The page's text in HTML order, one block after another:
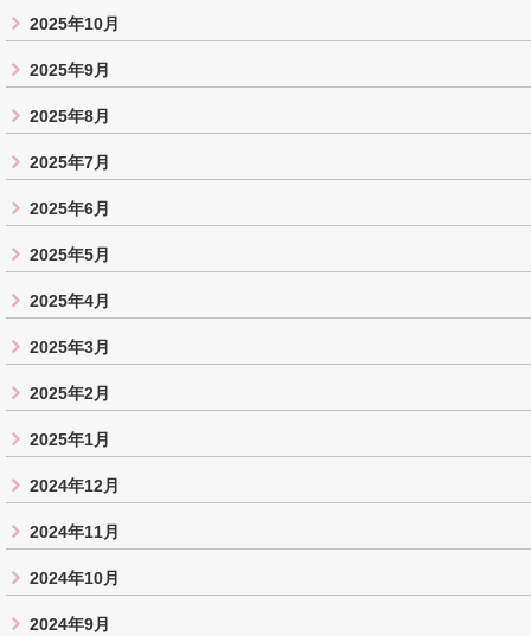
2025年10月
2025年9月
2025年8月
2025年7月
2025年6月
2025年5月
2025年4月
2025年3月
2025年2月
2025年1月
2024年12月
2024年11月
2024年10月
2024年9月